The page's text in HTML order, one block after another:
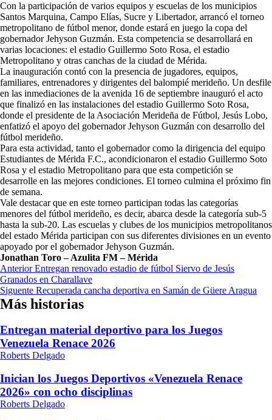
Con la participación de varios equipos y escuelas de los municipios
Santos Marquina, Campo Elías, Sucre y Libertador, arrancó el torneo
metropolitano de fútbol menor, donde estará en juego la copa del
gobernador Jehyson Guzmán. Esta competencia se desarrollará en
varias locaciones: el estadio Guillermo Soto Rosa, el estadio
Metropolitano y otras canchas de la ciudad de Mérida.
La inauguración contó con la presencia de jugadores, equipos,
familiares, entrenadores y dirigentes del balompié merideño. Un desfile
en las inmediaciones de la avenida 16 de septiembre inauguró el acto
que finalizó en las instalaciones del estadio Guillermo Soto Rosa,
donde el presidente de la Asociación Merideña de Fútbol, Jesús Lobo,
enfatizó el apoyo del gobernador Jehyson Guzmán con desarrollo del
fútbol merideño.
Para esta actividad, tanto el gobernador como la dirigencia del equipo
Estudiantes de Mérida F.C., acondicionaron el estadio Guillermo Soto
Rosa y el estadio Metropolitano para que esta competición se
desarrolle en las mejores condiciones. El torneo culmina el próximo fin
de semana.
Vale destacar que en este torneo participan todas las categorías
menores del fútbol merideño, es decir, abarca desde la categoría sub-5
hasta la sub-20. Las escuelas y clubes de los municipios metropolitanos
del estado Mérida participan con sus diferentes divisiones en un evento
apoyado por el gobernador Jehyson Guzmán.
Jonathan Toro – Azulita FM – Mérida
Navegación
de
entradas
AnteriorEntregan renovado estadio de fútbol Siervo de Jesús
Granados en Charallave
Siguente Recuperada cancha deportiva en Samán de Güere Aragua
Más historias
Entregan material deportivo para los Juegos
Venezuela Renace 2026
Roberts Delgado
Inician los Juegos Deportivos «Venezuela Renace
2026» con ocho disciplinas
Roberts Delgado